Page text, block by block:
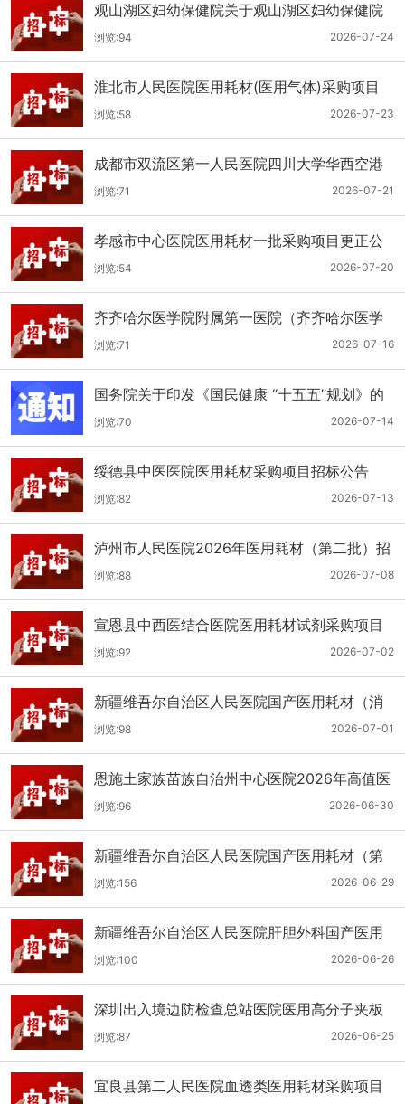
观山湖区妇幼保健院关于观山湖区妇幼保健院
医用耗材采购项目的公开招标公告
2026-07-24
浏览:94
淮北市人民医院医用耗材(医用气体)采购项目
（二次）招标公告
2026-07-23
浏览:58
成都市双流区第一人民医院四川大学华西空港
医院2026年第二批医用耗材采购项目招标公告
2026-07-21
浏览:71
孝感市中心医院医用耗材一批采购项目更正公
告
2026-07-20
浏览:54
齐齐哈尔医学院附属第一医院（齐齐哈尔医学
院第一临床医学院）口腔科医用耗材招标公告
2026-07-16
浏览:71
国务院关于印发《国民健康 “十五五”规划》的
通知
2026-07-14
浏览:70
绥德县中医医院医用耗材采购项目招标公告
2026-07-13
浏览:82
泸州市人民医院2026年医用耗材（第二批）招
标公告
2026-07-08
浏览:88
宣恩县中西医结合医院医用耗材试剂采购项目
（消毒、普通耗材）公开招标公告
2026-07-02
浏览:92
新疆维吾尔自治区人民医院国产医用耗材（消
化科氢气检测产品耗材）采购项目单一来源公
示
2026-07-01
浏览:98
恩施土家族苗族自治州中心医院2026年高值医
用耗材（国产）采购项目第二次公开招标公告
2026-06-30
浏览:96
新疆维吾尔自治区人民医院国产医用耗材（第
二十三批）采购项目公开招标公告
2026-06-29
浏览:156
新疆维吾尔自治区人民医院肝胆外科国产医用
耗材采购项目公开招标公告
2026-06-26
浏览:100
深圳出入境边防检查总站医院医用高分子夹板
医用耗材采购项目更正公告
2026-06-25
浏览:87
宜良县第二人民医院血透类医用耗材采购项目